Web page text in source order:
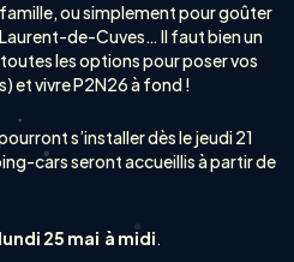
ou simplement pour goûter
de-Cuves… Il faut bien un
les options pour poser vos
et vivre P2N26 à fond !
s’installer dès le jeudi 21
cars seront accueillis à partir de
lundi 25 mai à midi